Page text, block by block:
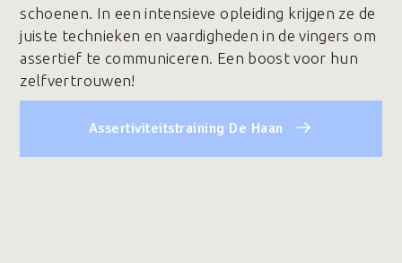
schoenen. In een intensieve opleiding krijgen ze de
juiste technieken en vaardigheden in de vingers om
assertief te communiceren. Een boost voor hun
zelfvertrouwen!
Assertiviteitstraining De Haan